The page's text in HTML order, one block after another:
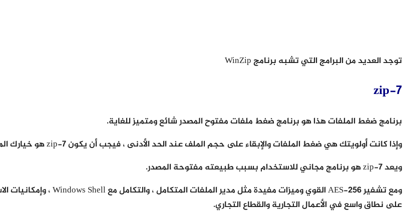
توجد العديد من البرامج التي تشبه برنامج WinZip
7-zip
برنامج ضغط الملفات هذا هو برنامج ضغط ملفات مفتوح المصدر شائع ومتميز للغاية.
وإذا كانت أولويتك هي ضغط الملفات والإبقاء على حجم الملف عند الحد الأدنى ، فيجب أن يكون 7-zip هو خيارك المثالي.
ويعد 7-zip هو برنامج مجاني للاستخدام بسبب طبيعته مفتوحة المصدر.
على نطاق واسع في الأعمال التجارية والقطاع التجاري.